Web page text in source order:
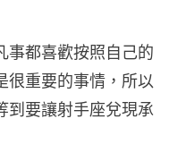
都喜歡按照自己的
很重要的事情，所以
到要讓射手座兌現承